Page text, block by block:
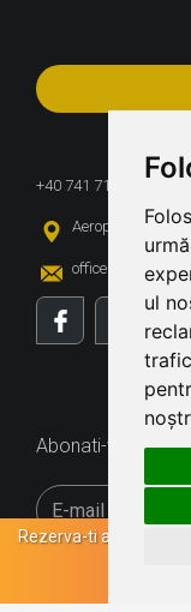
We
to
ul
Rezerva-tiacum
+40 741 718 217 / +40
Aeroport Cluj-
Abonati-va